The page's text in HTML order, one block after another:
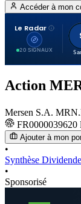
Accéder à mon
Le Radar
20 SIGNAUX
Action
Mersen S.A.
FR0000039620
Ajouter à mon
•
Synthèse
•
Sponsorisé